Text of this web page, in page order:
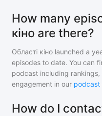
How many
кіно are there?
Області кіно launched a
episodes to date. You can
podcast including
engagement in our podcast
How do I